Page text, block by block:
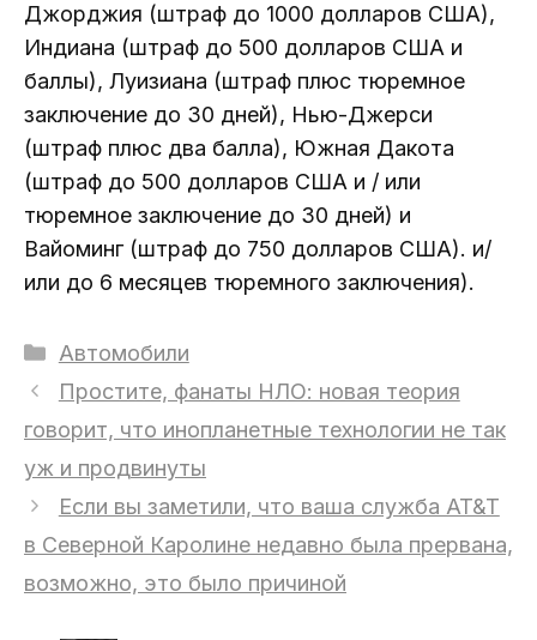
Джорджия (штраф до 1000 долларов США),
Индиана (штраф до 500 долларов США и
баллы), Луизиана (штраф плюс тюремное
заключение до 30 дней), Нью-Джерси
(штраф плюс два балла), Южная Дакота
(штраф до 500 долларов США и / или
тюремное заключение до 30 дней) и
Вайоминг (штраф до 750 долларов США). и/
или до 6 месяцев тюремного заключения).
Рубрики
Автомобили
Простите, фанаты НЛО: новая теория
говорит, что инопланетные технологии не так
уж и продвинуты
Если вы заметили, что ваша служба AT&T
в Северной Каролине недавно была прервана,
возможно, это было причиной